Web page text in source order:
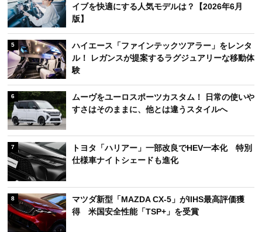
イブを快適にする人気モデルは？【2026年6月
版】
5
ハイエース「ファインテックツアラー」をレンタ
ル！ レガンスが提案するラグジュアリーな移動体
験
6
ムーヴをユーロスポーツカスタム！ 日常の使いや
すさはそのままに、他とは違うスタイルへ
7
トヨタ「ハリアー」一部改良でHEV一本化 特別
仕様車ナイトシェードも進化
8
マツダ新型「MAZDA CX-5」がIIHS最高評価獲
得 米国安全性能「TSP+」を受賞